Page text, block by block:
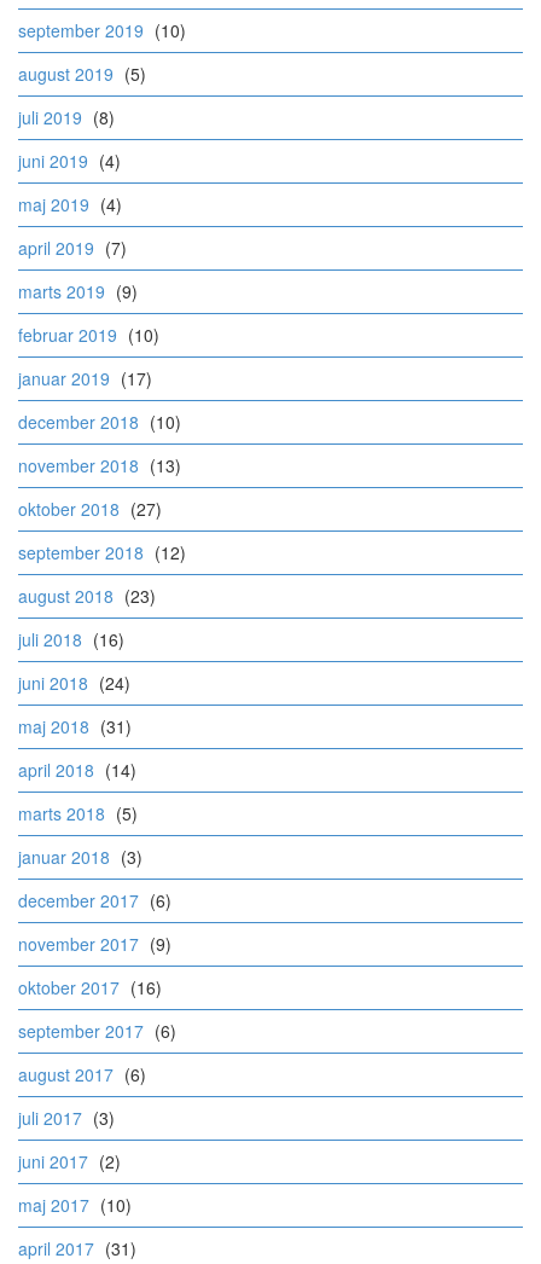
september 2019 (10)
august 2019 (5)
juli 2019 (8)
juni 2019 (4)
maj 2019 (4)
april 2019 (7)
marts 2019 (9)
februar 2019 (10)
januar 2019 (17)
december 2018 (10)
november 2018 (13)
oktober 2018 (27)
september 2018 (12)
august 2018 (23)
juli 2018 (16)
juni 2018 (24)
maj 2018 (31)
april 2018 (14)
marts 2018 (5)
januar 2018 (3)
december 2017 (6)
november 2017 (9)
oktober 2017 (16)
september 2017 (6)
august 2017 (6)
juli 2017 (3)
juni 2017 (2)
maj 2017 (10)
april 2017 (31)